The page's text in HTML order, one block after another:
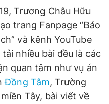
Trương Châu Hữu
trang Fanpage “Báo
và kênh YouTube
tải nhiều bài đều là các
quan tâm như vụ án
Đồng Tâm, Trường
Tây, bài viết về